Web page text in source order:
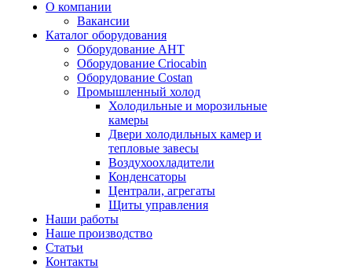
О компании
Вакансии
Каталог оборудования
Оборудование AHT
Оборудование Criocabin
Оборудование Costan
Промышленный холод
Холодильные и морозильные
камеры
Двери холодильных камер и
тепловые завесы
Воздухоохладители
Конденсаторы
Централи, агрегаты
Щиты управления
Наши работы
Наше производство
Статьи
Контакты